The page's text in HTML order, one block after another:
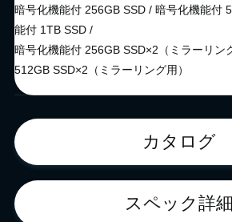
暗号化機能付 256GB SSD / 暗号化機能付
能付 1TB SSD /
暗号化機能付 256GB SSD×2（ミラーリン
512GB SSD×2（ミラーリング用）
カタログ
スペック詳細